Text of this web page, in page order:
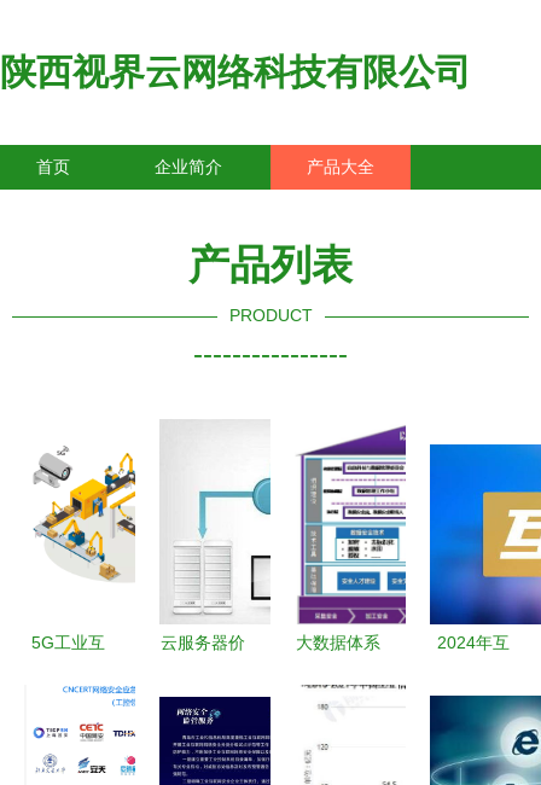
陕西视界云网络科技有限公司
首页 企业简介 产品大全
产品列表
PRODUCT
----------------
5G工业互
互联网安全
云服务器价
安全服务的
计费解析
大数据体系
全治理与互
联网安全服
2024年互
龙头名单
互联网安全